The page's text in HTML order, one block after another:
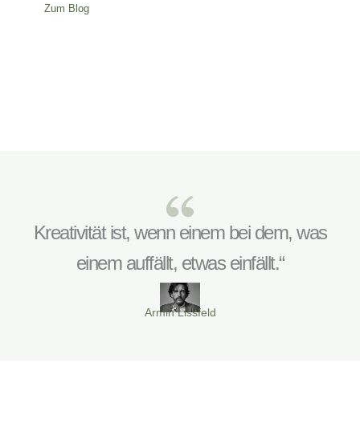
Zum Blog
Kreativität ist, wenn einem bei dem, was
einem auffällt, etwas einfällt.“
Armin Lissfeld